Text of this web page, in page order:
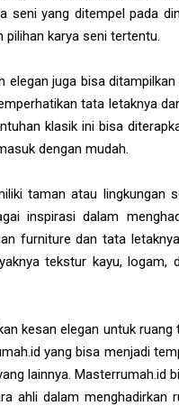
seni yang ditempel pada
karya seni tertentu.
elegan juga bisa
tata letaknya
klasik ini bisa
dengan mudah.
taman atau lingkungan
inspirasi dalam
furniture dan tata
tekstur kayu,
kesan elegan untuk
yang bisa menjadi
lainnya. Masterrumah.id
ahli dalam menghadirkan